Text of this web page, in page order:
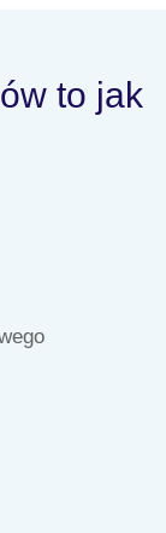
to jak